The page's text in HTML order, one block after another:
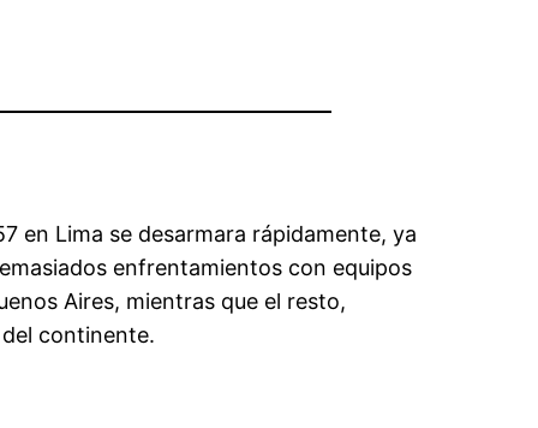
en Lima se desarmara rápidamente, ya
enfrentamientos con equipos
Aires, mientras que el resto,
continente.